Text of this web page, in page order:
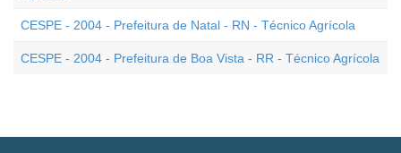
CESPE - 2004 - Prefeitura de Natal - RN - Técnico Agrícola
CESPE - 2004 - Prefeitura de Boa Vista - RR - Técnico Agrícola